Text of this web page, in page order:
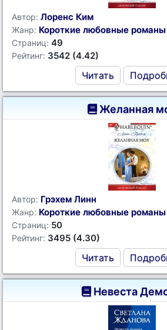
Автор: Лоренс Ким
Жанр: Короткие любовные романы
Страниц: 49
Рейтинг: 3542 (4.42)
Читать
Желанная
Автор: Грэхем Линн
Жанр: Короткие любовные романы
Страниц: 50
Рейтинг: 3495 (4.30)
Читать
Невеста